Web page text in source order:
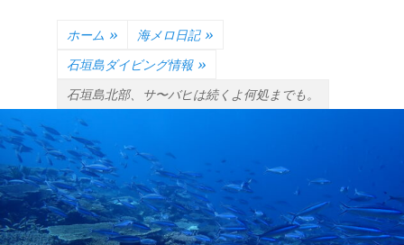
ホーム » 海メロ日記 »
石垣島ダイビング情報 »
石垣島北部、サ〜バヒは続くよ何処までも。